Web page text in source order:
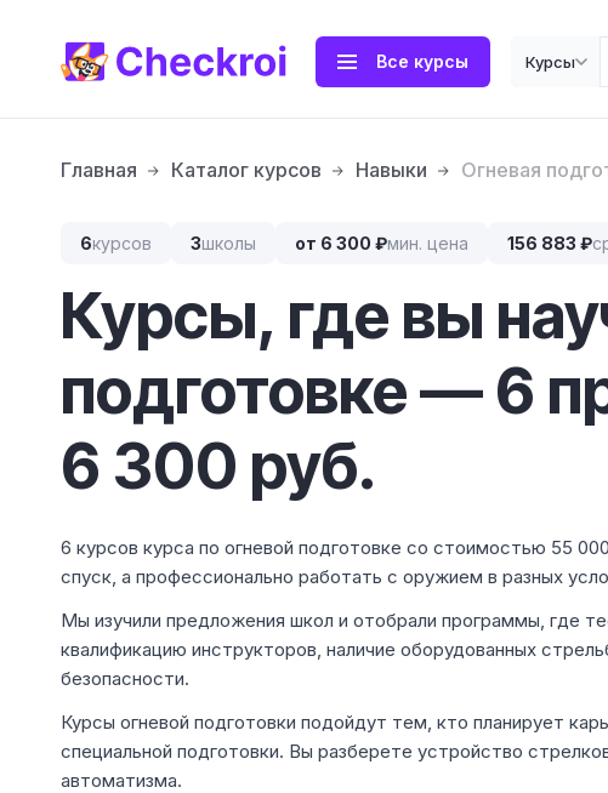
Все курсы Курсы
Главная Каталог курсов Навыки Огневая
6курсов 3школы от 6 300 ₽мин. цена 156 883 ₽
Курсы, где вы
подготовке — 6
6 300 руб.
6 курсов курса по огневой подготовке со стоимостью 55
спуск, а профессионально работать с оружием в разных
Мы изучили предложения школ и отобрали программы, где
квалификацию инструкторов, наличие оборудованных
безопасности.
Курсы огневой подготовки подойдут тем, кто планирует
специальной подготовки. Вы разберете устройство
автоматизма.